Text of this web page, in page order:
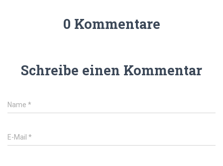
0 Kommentare
Schreibe einen Kommentar
Name *
E-Mail *